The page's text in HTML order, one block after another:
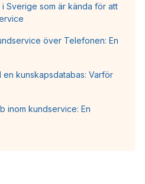
Sverige som är kända för att
över Telefonen: En
kunskapsdatabas: Varför
inom kundservice: En